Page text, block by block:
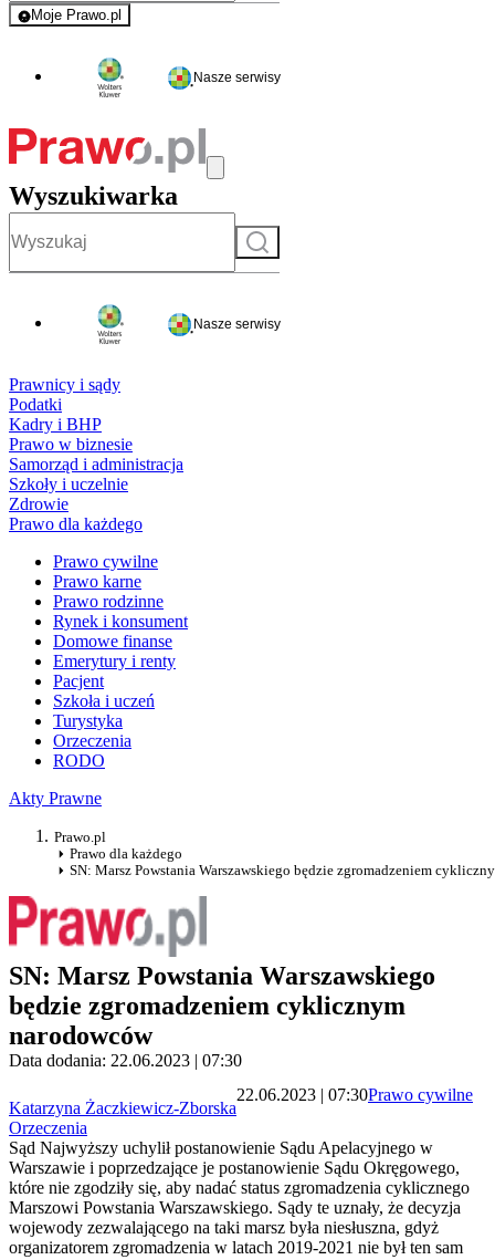
Moje Prawo.pl
- rejestracja i logowanie do serwisu
Nasze serwisy
Wyszukiwarka
Szukaj
Nasze serwisy
Prawnicy i sądy
Podatki
Kadry i BHP
Prawo w biznesie
Samorząd i administracja
Szkoły i uczelnie
Zdrowie
Prawo dla każdego
Prawo cywilne
Prawo karne
Prawo rodzinne
Rynek i konsument
Domowe finanse
Emerytury i renty
Pacjent
Szkoła i uczeń
Turystyka
Orzeczenia
RODO
Akty Prawne
Prawo.pl
Prawo dla każdego
SN: Marsz Powstania Warszawskiego będzie zgromadzeniem
SN: Marsz Powstania Warszawskiego
będzie zgromadzeniem cyklicznym
narodowców
Data dodania: 22.06.2023 | 07:30
Katarzyna Żaczkiewicz-Zborska
22.06.2023 | 07:30Prawo cywilne
Orzeczenia
Sąd Najwyższy uchylił postanowienie Sądu Apelacyjnego w
Warszawie i poprzedzające je postanowienie Sądu Okręgowego,
które nie zgodziły się, aby nadać status zgromadzenia cyklicznego
Marszowi Powstania Warszawskiego. Sądy te uznały, że decyzja
wojewody zezwalającego na taki marsz była niesłuszna, gdyż
organizatorem zgromadzenia w latach 2019-2021 nie był ten sam